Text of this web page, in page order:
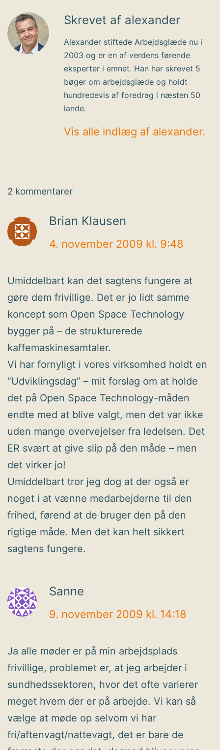
Skrevet af alexander
Alexander stiftede Arbejdsglæde nu i
2003 og er en af verdens førende
eksperter i emnet. Han har skrevet 5
bøger om arbejdsglæde og holdt
hundredevis af foredrag i næsten 50
lande.
Vis alle indlæg af alexander.
2 kommentarer
Brian Klausen
4. november 2009 kl. 9:48
Umiddelbart kan det sagtens fungere at
gøre dem frivillige. Det er jo lidt samme
koncept som Open Space Technology
bygger på – de strukturerede
kaffemaskinesamtaler.
Vi har fornyligt i vores virksomhed holdt en
“Udviklingsdag” – mit forslag om at holde
det på Open Space Technology-måden
endte med at blive valgt, men det var ikke
uden mange overvejelser fra ledelsen. Det
ER svært at give slip på den måde – men
det virker jo!
Umiddelbart tror jeg dog at der også er
noget i at vænne medarbejderne til den
frihed, førend at de bruger den på den
rigtige måde. Men det kan helt sikkert
sagtens fungere.
Sanne
9. november 2009 kl. 14:18
Ja alle møder er på min arbejdsplads
frivillige, problemet er, at jeg arbejder i
sundhedssektoren, hvor det ofte varierer
meget hvem der er på arbejde. Vi kan så
vælge at møde op selvom vi har
fri/aftenvagt/nattevagt, det er bare de